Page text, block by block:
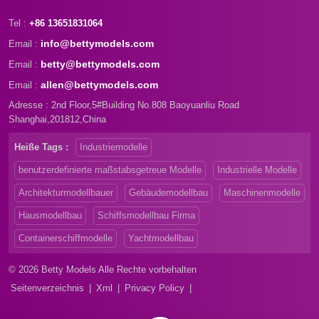
stets für Zufriedenheit bei den
Kunden. Möchten Sie Ihre
Modelle individuell anpassen
und im Marketing erfolgreich
sein? Lassen Sie uns Ihnen
Wir werden Ihnen innerhalb von
24 Stunden antworten.
Tel : +86 13651831064
Email : info@bettymodels.com
Email : betty@bettymodels.com
Email : allen@bettymodels.com
Adresse : 2nd Floor,5#Building No.808 Baoyuanliu Road
Shanghai,201812,China
Heiße Tags : Industriemodelle
benutzerdefinierte maßstabsgetreue Modelle Industrielle Modelle
Architekturmodellbauer Gebäudemodellbau Maschinenmodelle
Hausmodellbau Schiffsmodellbau Firma
Containerschiffmodelle Yachtmodellbau
© 2026 Betty Models Alle Rechte vorbehalten
Seitenverzeichnis
Xml Privacy Policy